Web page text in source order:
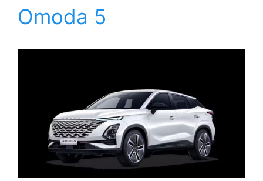
Omoda 5